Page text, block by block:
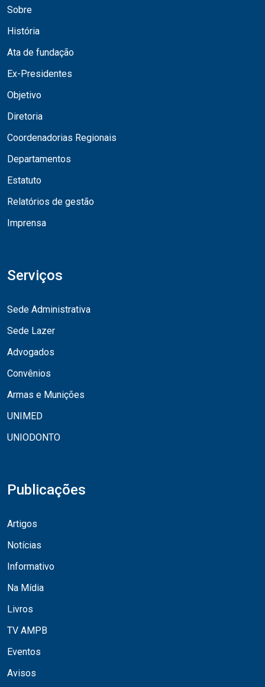
Sobre
História
Ata de fundação
Ex-Presidentes
Objetivo
Diretoria
Coordenadorias Regionais
Departamentos
Estatuto
Relatórios de gestão
Imprensa
Serviços
Sede Administrativa
Sede Lazer
Advogados
Convênios
Armas e Munições
UNIMED
UNIODONTO
Publicações
Artigos
Notícias
Informativo
Na Mídia
Livros
TV AMPB
Eventos
Avisos